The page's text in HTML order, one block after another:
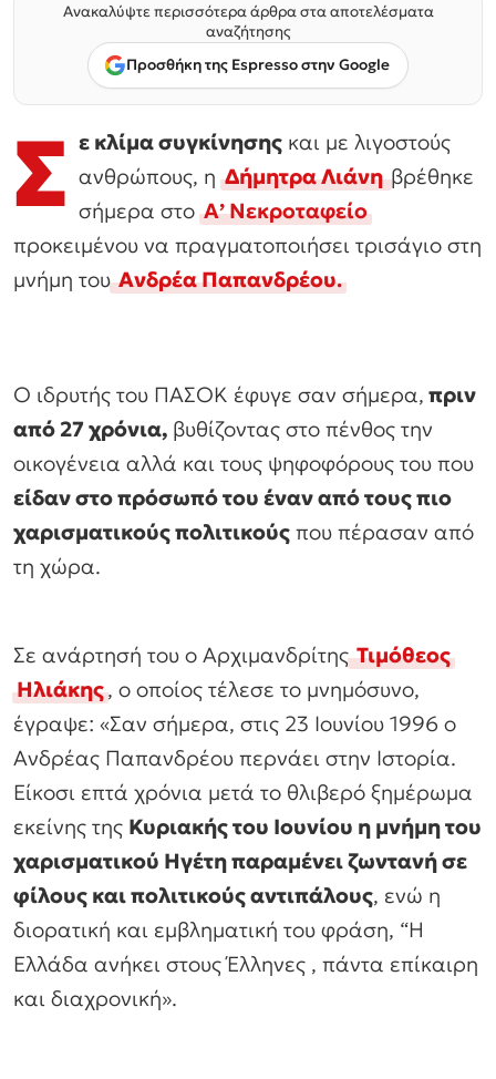
Ανακαλύψτε περισσότερα άρθρα στα αποτελέσματα
αναζήτησης
Προσθήκη της Espresso στην Google
Σ ε κλίμα συγκίνησης και με λιγοστούς
ανθρώπους, ηΔήμητρα Λιάνηβρέθηκε
σήμερα στοΑ’ Νεκροταφείο
προκειμένου να πραγματοποιήσει τρισάγιο στη
μνήμη τουΑνδρέα Παπανδρέου.
Ο ιδρυτής του ΠΑΣΟΚ έφυγε σαν σήμερα, πριν
από 27 χρόνια, βυθίζοντας στο πένθος την
οικογένεια αλλά και τους ψηφοφόρους του που
είδαν στο πρόσωπό του έναν από τους πιο
χαρισματικούς πολιτικούς που πέρασαν από
τη χώρα.
Σε ανάρτησή του ο ΑρχιμανδρίτηςΤιμόθεος
Ηλιάκης, ο οποίος τέλεσε το μνημόσυνο,
έγραψε: «Σαν σήμερα, στις 23 Ιουνίου 1996 ο
Ανδρέας Παπανδρέου περνάει στην Ιστορία.
Είκοσι επτά χρόνια μετά το θλιβερό ξημέρωμα
εκείνης της Κυριακής του Ιουνίου η μνήμη του
χαρισματικού Ηγέτη παραμένει ζωντανή σε
φίλους και πολιτικούς αντιπάλους, ενώ η
διορατική και εμβληματική του φράση, “Η
Ελλάδα ανήκει στους Έλληνες , πάντα επίκαιρη
και διαχρονική».